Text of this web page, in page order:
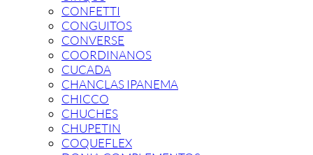
CONFETTI
CONGUITOS
CONVERSE
COORDINANOS
CUCADA
CHANCLAS IPANEMA
CHICCO
CHUCHES
CHUPETIN
COQUEFLEX